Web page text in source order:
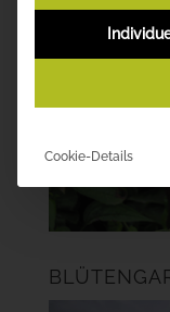
Cookie-Details